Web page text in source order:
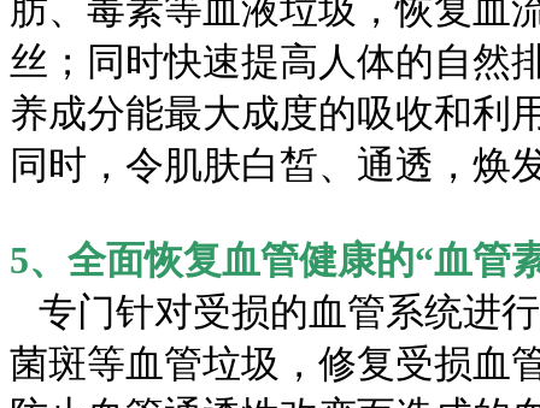
肪、毒素等血液垃圾，恢复血
丝；同时快速提高人体的自然
养成分能最大成度的吸收和利
同时，令肌肤白皙、通透，焕
5、全面恢复血管健康的“血管
专门针对受损的血管系统进
菌斑等血管垃圾，修复受损血